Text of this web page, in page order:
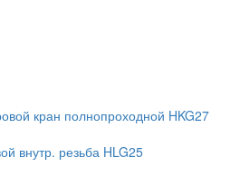
кран полнопроходной HKG27
внутр. резьба HLG25